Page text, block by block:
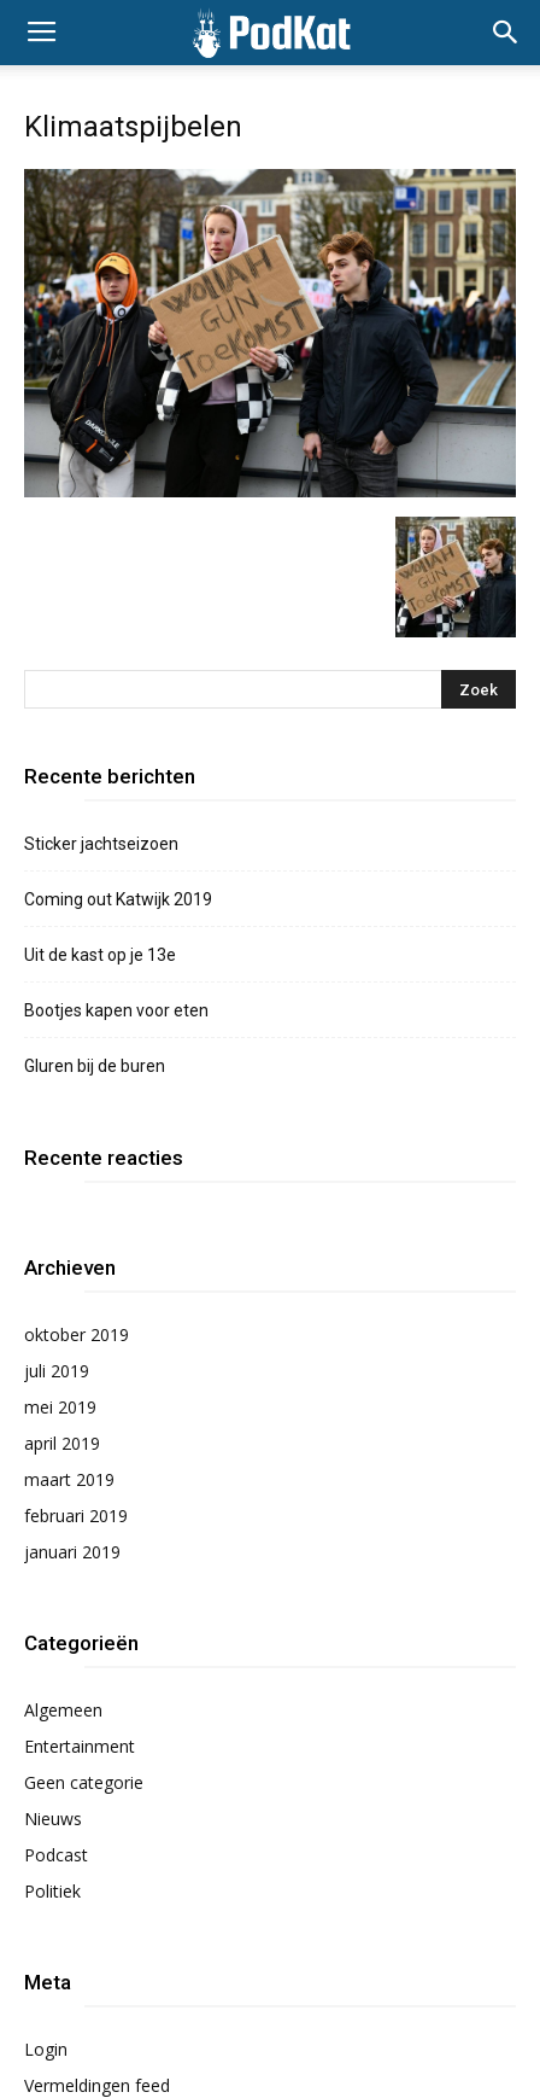
Klimaatspijbelen
Recente berichten
Sticker jachtseizoen
Coming out Katwijk 2019
Uit de kast op je 13e
Bootjes kapen voor eten
Gluren bij de buren
Recente reacties
Archieven
oktober 2019
juli 2019
mei 2019
april 2019
maart 2019
februari 2019
januari 2019
Categorieën
Algemeen
Entertainment
Geen categorie
Nieuws
Podcast
Politiek
Meta
Login
Vermeldingen feed